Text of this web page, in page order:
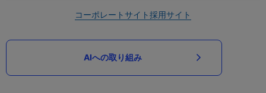
コーポレートサイト採用サイト
AIへの取り組み